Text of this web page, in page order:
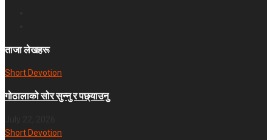
ताजा लेखहरू
Short Devotion
गोठालाको सोर सुन्नु र पछ्याउनु
Short Devotion